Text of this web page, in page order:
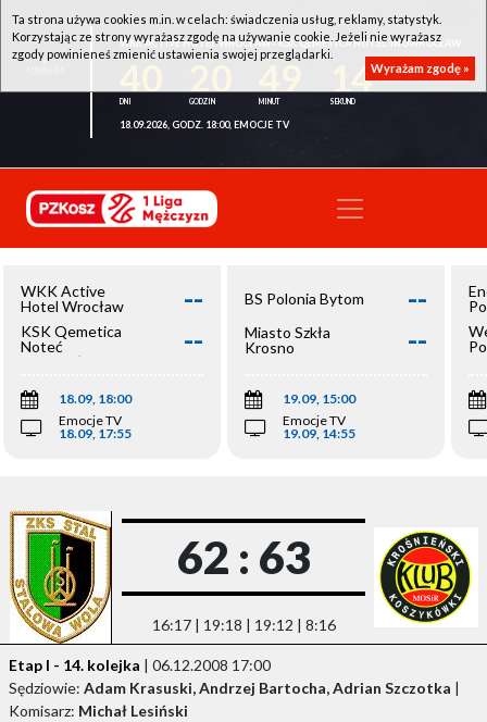
WKK ACTIVE HOTEL WROCŁAW - KSK QEMETICA NOTEĆ INOWROCŁAW
13
18.09.2026, GODZ. 18:00, EMOCJE TV
WKK Active
Hotel Wrocław
--
KSK Qemetica
Noteć
Inowrocław
--
18.09, 18:00
Emocje TV
18.09, 17:55
BS Polonia Bytom --
Miasto Szkła
Krosno
--
19.09, 15:00
Emocje TV
19.09, 14:55
62 : 63
16:17 | 19:18 | 19:12 | 8:16
Etap I - 14. kolejka | 06.12.2008 17:00
Sędziowie: Adam Krasuski, Andrzej Bartocha, Adrian Szczotka |
Komisarz: Michał Lesiński
Ta strona używa cookies m.in. w celach: świadczenia usług, reklamy, statystyk.
Korzystając ze strony wyrażasz zgodę na używanie cookie. Jeżeli nie wyrażasz
zgody powinieneś zmienić ustawienia swojej przeglądarki.
Wyrażam zgodę »